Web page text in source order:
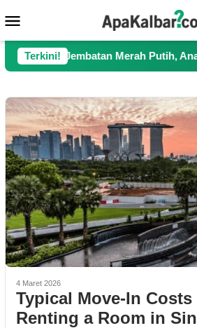
ke
kontenMobile
Terkini!
Jembatan Merah Putih, Anak
4 Maret 2026
Typical Move-In Costs
Renting a Room in